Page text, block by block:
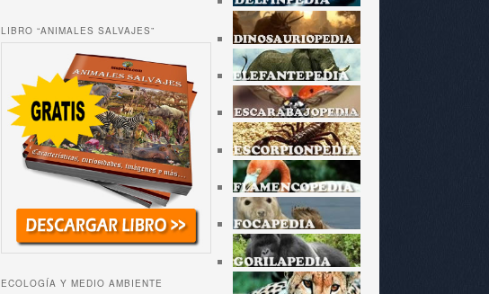
LIBRO “ANIMALES SALVAJES”
ECOLOGÍA Y MEDIO AMBIENTE